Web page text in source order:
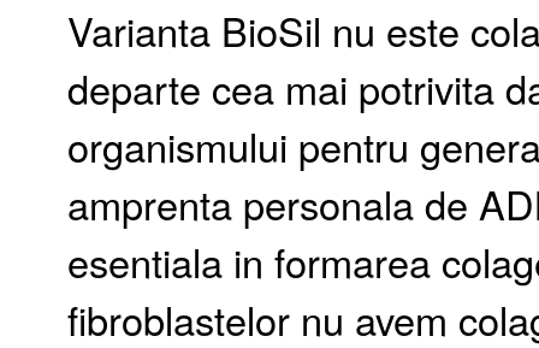
Varianta BioSil nu este
departe cea mai potrivita
organismului pentru
amprenta personala de
esentiala in formarea
fibroblastelor nu avem